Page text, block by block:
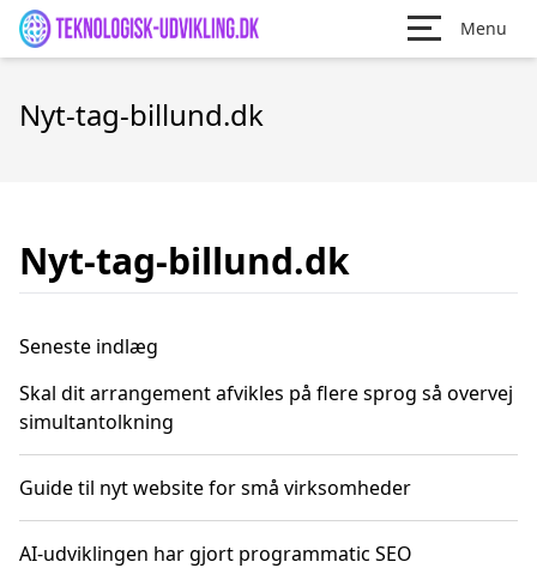
Menu
Nyt-tag-billund.dk
Nyt-tag-billund.dk
Seneste indlæg
Skal dit arrangement afvikles på flere sprog så overvej
simultantolkning
Guide til nyt website for små virksomheder
AI-udviklingen har gjort programmatic SEO